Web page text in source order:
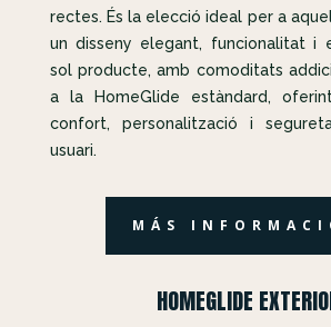
rectes. És la elecció ideal per a
un disseny elegant, funcionalitat i
sol producte, amb comoditats
a la HomeGlide estàndard,
confort, personalització i
usuari.
MÁS
HOMEGLIDE